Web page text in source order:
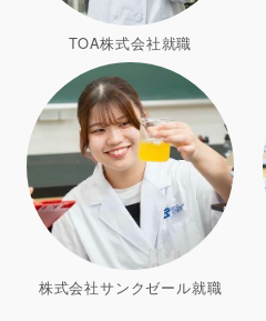
TOA株式会社就職
株式会社サンクゼール就職